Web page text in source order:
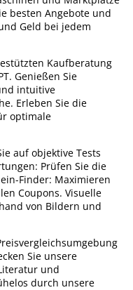
besten Angebote und
Geld bei jedem
Kaufberatung
Genießen Sie
intuitive
Erleben Sie die
optimale
auf objektive Tests
Prüfen Sie die
Finder: Maximieren
Coupons. Visuelle
von Bildern und
Sie unsere
und
durch unsere